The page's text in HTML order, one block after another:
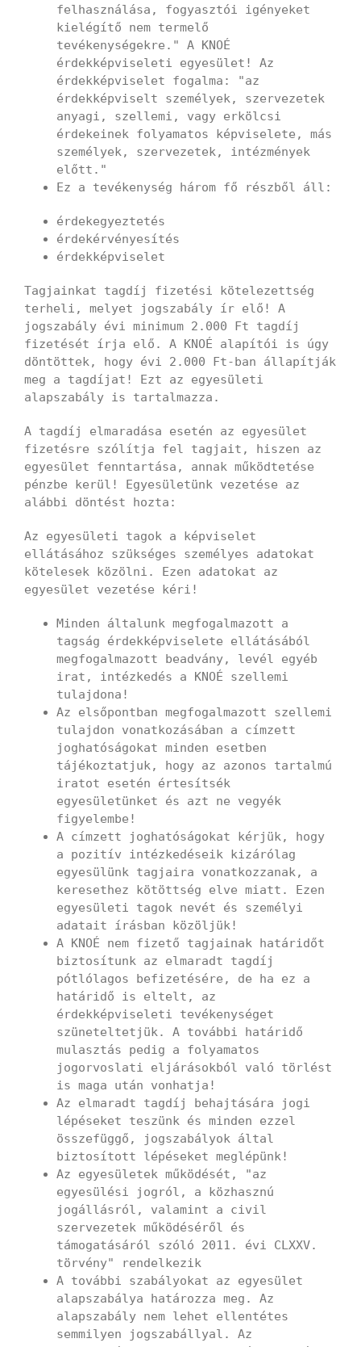
felhasználása, fogyasztói igényeket
kielégítő nem termelő
tevékenységekre." A KNOÉ
érdekképviseleti egyesület! Az
érdekképviselet fogalma: "az
érdekképviselt személyek, szervezetek
anyagi, szellemi, vagy erkölcsi
érdekeinek folyamatos képviselete, más
személyek, szervezetek, intézmények
előtt."
Ez a tevékenység három fő részből áll:
érdekegyeztetés
érdekérvényesítés
érdekképviselet
Tagjainkat tagdíj fizetési kötelezettség
terheli, melyet jogszabály ír elő! A
jogszabály évi minimum 2.000 Ft tagdíj
fizetését írja elő. A KNOÉ alapítói is úgy
döntöttek, hogy évi 2.000 Ft-ban állapítják
meg a tagdíjat! Ezt az egyesületi
alapszabály is tartalmazza.
A tagdíj elmaradása esetén az egyesület
fizetésre szólítja fel tagjait, hiszen az
egyesület fenntartása, annak működtetése
pénzbe kerül! Egyesületünk vezetése az
alábbi döntést hozta:
Az egyesületi tagok a képviselet
ellátásához szükséges személyes adatokat
kötelesek közölni. Ezen adatokat az
egyesület vezetése kéri!
Minden általunk megfogalmazott a
tagság érdekképviselete ellátásából
megfogalmazott beadvány, levél egyéb
irat, intézkedés a KNOÉ szellemi
tulajdona!
Az elsőpontban megfogalmazott szellemi
tulajdon vonatkozásában a címzett
joghatóságokat minden esetben
tájékoztatjuk, hogy az azonos tartalmú
iratot esetén értesítsék
egyesületünket és azt ne vegyék
figyelembe!
A címzett joghatóságokat kérjük, hogy
a pozitív intézkedéseik kizárólag
egyesülünk tagjaira vonatkozzanak, a
keresethez kötöttség elve miatt. Ezen
egyesületi tagok nevét és személyi
adatait írásban közöljük!
A KNOÉ nem fizető tagjainak határidőt
biztosítunk az elmaradt tagdíj
pótlólagos befizetésére, de ha ez a
határidő is eltelt, az
érdekképviseleti tevékenységet
szüneteltetjük. A további határidő
mulasztás pedig a folyamatos
jogorvoslati eljárásokból való törlést
is maga után vonhatja!
Az elmaradt tagdíj behajtására jogi
lépéseket teszünk és minden ezzel
összefüggő, jogszabályok által
biztosított lépéseket meglépünk!
Az egyesületek működését, "az
egyesülési jogról, a közhasznú
jogállásról, valamint a civil
szervezetek működéséről és
támogatásáról szóló 2011. évi CLXXV.
törvény" rendelkezik
A további szabályokat az egyesület
alapszabálya határozza meg. Az
alapszabály nem lehet ellentétes
semmilyen jogszabállyal. Az